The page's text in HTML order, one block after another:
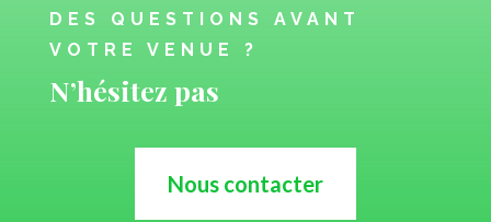
DES QUESTIONS AVANT
VOTRE VENUE ?
N’hésitez pas
Nous contacter